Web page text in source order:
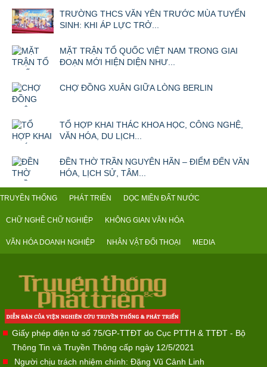
TRƯỜNG THCS VĂN YÊN TRƯỚC MÙA TUYỂN
SINH: KHI ÁP LỰC TRỞ...
MẶT TRẬN TỔ QUỐC VIỆT NAM TRONG GIAI
ĐOẠN MỚI HIỆN DIỆN NHƯ...
CHỢ ĐỒNG XUÂN GIỮA LÒNG BERLIN
TỔ HỢP KHAI THÁC KHOA HỌC, CÔNG NGHỆ,
VĂN HÓA, DU LỊCH...
ĐỀN THỜ TRẦN NGUYÊN HÃN – ĐIỂM ĐẾN VĂN
HÓA, LỊCH SỬ, TÂM...
TRUYỀN THỐNG PHÁT TRIỂN DỌC MIỀN ĐẤT NƯỚC
CHỮ NGHỀ CHỮ NGHIỆP KHÔNG GIAN VĂN HÓA
VĂN HÓA DOANH NGHIỆP NHÂN VẬT ĐỐI THOẠI MEDIA
Giấy phép điện tử số 75/GP-TTĐT do Cục PTTH & TTĐT - Bộ
Thông Tin và Truyền Thông cấp ngày 12/5/2021
Người chịu trách nhiệm chính: Đặng Vũ Cảnh Linh